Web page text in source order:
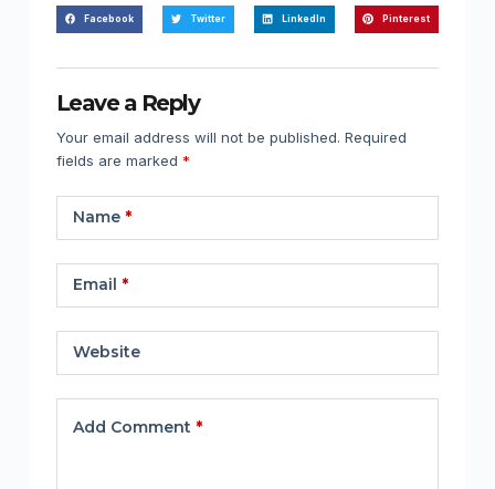
Facebook Twitter LinkedIn Pinterest
Leave a Reply
Your email address will not be published. Required
fields are marked *
Name*
Email *
Website
Add Comment *